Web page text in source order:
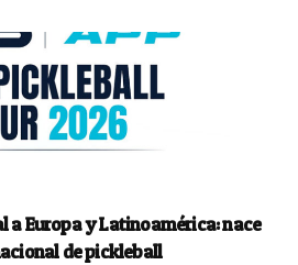
a Europa y Latinoamérica: nace
de pickleball